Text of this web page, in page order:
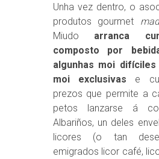
Unha vez dentro, o
produtos gourmet
Miudo arranca
composto por
algunhas moi
moi exclusivas e
prezos que permite a
petos lanzarse á
Albariños, un deles
licores (o tan
emigrados licor café,